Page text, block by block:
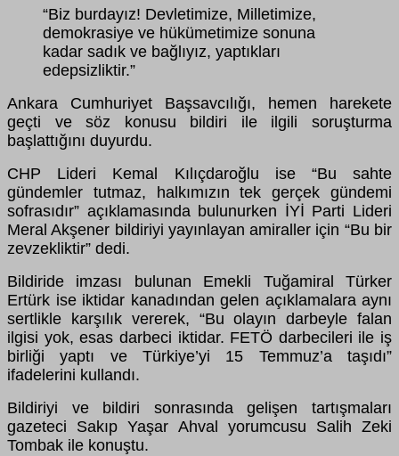
“Biz burdayız! Devletimize, Milletimize,
demokrasiye ve hükümetimize sonuna
kadar sadık ve bağlıyız, yaptıkları
edepsizliktir.”
Ankara Cumhuriyet Başsavcılığı, hemen harekete
geçti ve söz konusu bildiri ile ilgili soruşturma
başlattığını duyurdu.
CHP Lideri Kemal Kılıçdaroğlu ise “Bu sahte
gündemler tutmaz, halkımızın tek gerçek gündemi
sofrasıdır” açıklamasında bulunurken İYİ Parti Lideri
Meral Akşener bildiriyi yayınlayan amiraller için “Bu bir
zevzekliktir” dedi.
Bildiride imzası bulunan Emekli Tuğamiral Türker
Ertürk ise iktidar kanadından gelen açıklamalara aynı
sertlikle karşılık vererek, “Bu olayın darbeyle falan
ilgisi yok, esas darbeci iktidar. FETÖ darbecileri ile iş
birliği yaptı ve Türkiye’yi 15 Temmuz’a taşıdı”
ifadelerini kullandı.
Bildiriyi ve bildiri sonrasında gelişen tartışmaları
gazeteci Sakıp Yaşar Ahval yorumcusu Salih Zeki
Tombak ile konuştu.